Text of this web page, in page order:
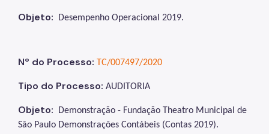
Objeto: Desempenho Operacional 2019.
Nº do Processo: TC/007497/2020
Tipo do Processo: AUDITORIA
Objeto:
Demonstração - Fundação Theatro Municipal de
São Paulo Demonstrações Contábeis (Contas 2019).